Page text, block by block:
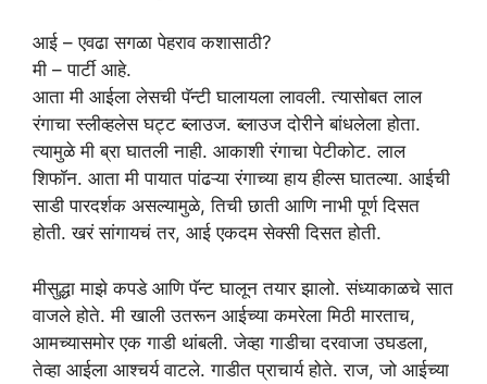
आई – एवढा सगळा पेहराव कशासाठी?
मी – पार्टी आहे.
आता मी आईला लेसची पॅन्टी घालायला लावली. त्यासोबत लाल
रंगाचा स्लीव्हलेस घट्ट ब्लाउज. ब्लाउज दोरीने बांधलेला होता.
त्यामुळे मी ब्रा घातली नाही. आकाशी रंगाचा पेटीकोट. लाल
शिफॉन. आता मी पायात पांढऱ्या रंगाच्या हाय हील्स घातल्या. आईची
साडी पारदर्शक असल्यामुळे, तिची छाती आणि नाभी पूर्ण दिसत
होती. खरं सांगायचं तर, आई एकदम सेक्सी दिसत होती.
मीसुद्धा माझे कपडे आणि पॅन्ट घालून तयार झालो. संध्याकाळचे सात
वाजले होते. मी खाली उतरून आईच्या कमरेला मिठी मारताच,
आमच्यासमोर एक गाडी थांबली. जेव्हा गाडीचा दरवाजा उघडला,
तेव्हा आईला आश्चर्य वाटले. गाडीत प्राचार्य होते. राज, जो आईच्या